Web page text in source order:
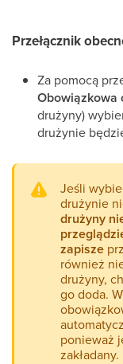
Przełącznik
Za pomocą
Obowiązkowa
drużyny)
drużynie
Jeśli
drużynie
drużyny
zapisze
również
drużyny,
go doda.
ponieważ
zakładany.